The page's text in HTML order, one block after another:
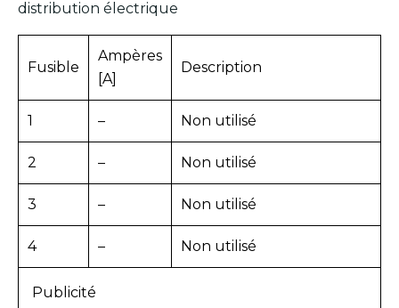
distribution électrique
Fusible
Ampères
[A]
Description
1 – Non utilisé
2 – Non utilisé
3 – Non utilisé
4 – Non utilisé
Publicité